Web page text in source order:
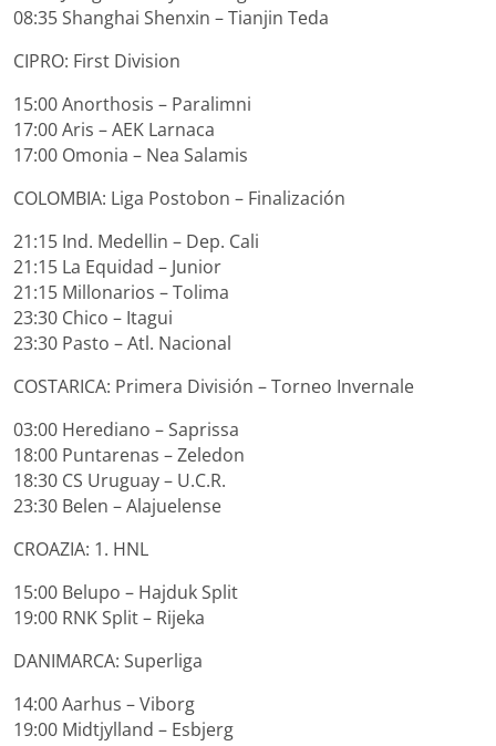
08:35 Shanghai Shenxin – Tianjin Teda
CIPRO: First Division
15:00 Anorthosis – Paralimni
17:00 Aris – AEK Larnaca
17:00 Omonia – Nea Salamis
COLOMBIA: Liga Postobon – Finalización
21:15 Ind. Medellin – Dep. Cali
21:15 La Equidad – Junior
21:15 Millonarios – Tolima
23:30 Chico – Itagui
23:30 Pasto – Atl. Nacional
COSTARICA: Primera División – Torneo Invernale
03:00 Herediano – Saprissa
18:00 Puntarenas – Zeledon
18:30 CS Uruguay – U.C.R.
23:30 Belen – Alajuelense
CROAZIA: 1. HNL
15:00 Belupo – Hajduk Split
19:00 RNK Split – Rijeka
DANIMARCA: Superliga
14:00 Aarhus – Viborg
19:00 Midtjylland – Esbjerg